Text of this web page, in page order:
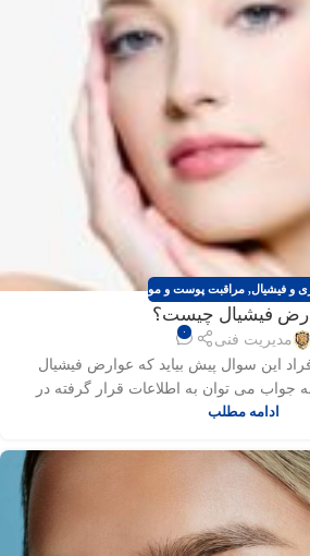
و فیشیال, مراقبت پوست و مو
فیشیال چیست؟
مدیریت فنی ۰
این سوال پیش بیاید که عوارض فیشیال
می توان به اطلاعات قرار گرفته در
ادامه مطلب